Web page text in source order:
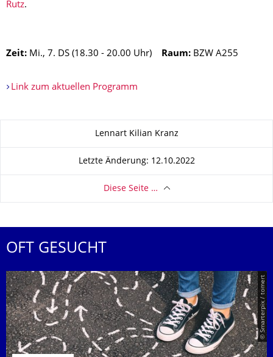
Rutz.
Zeit: Mi., 7. DS (18.30 - 20.00 Uhr) Raum: BZW A255
Link zum aktuellen Programm
Zu dieser SeiteLennart Kilian Kranz
Letzte Änderung: 12.10.2022
Diese Seite …
OFT GESUCHT
© Smarterpix / tomert